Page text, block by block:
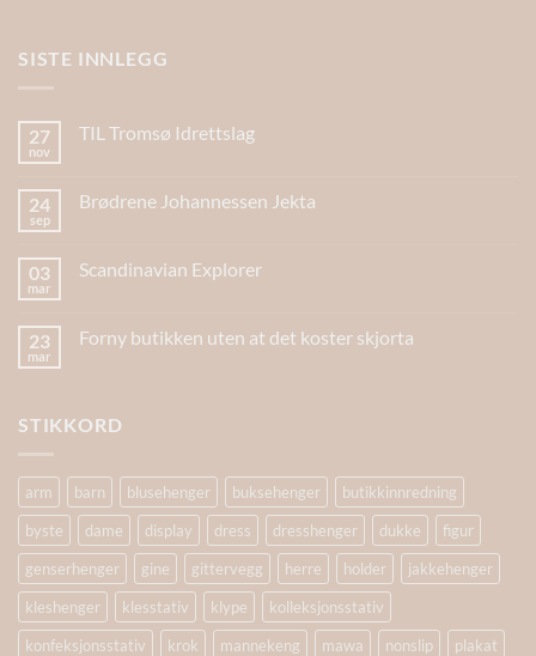
SISTE INNLEGG
27
nov
TIL Tromsø Idrettslag
24
sep
Brødrene Johannessen Jekta
03
mar
Scandinavian Explorer
23
mar
Forny butikken uten at det koster skjorta
STIKKORD
arm barn blusehenger buksehenger
butikkinnredning
byste
dame display dress dresshenger dukke
figur
genserhenger
gine gittervegg herre holder
jakkehenger
kleshenger
klesstativ klype
kolleksjonsstativ
konfeksjonsstativ
krok mannekeng mawa nonslip
plakat